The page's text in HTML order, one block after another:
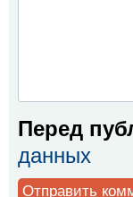
Перед
данных